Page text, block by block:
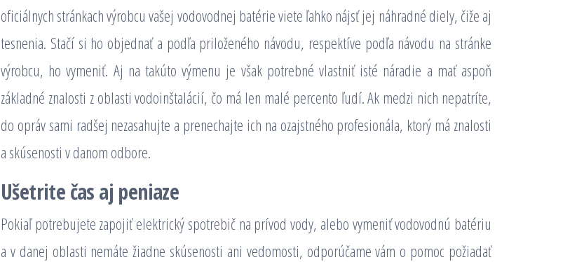
oficiálnych stránkach výrobcu vašej vodovodnej batérie viete ľahko nájsť jej náhradné diely, čiže aj
tesnenia. Stačí si ho objednať a podľa priloženého návodu, respektíve podľa návodu na stránke
výrobcu, ho vymeniť. Aj na takúto výmenu je však potrebné vlastniť isté náradie a mať aspoň
základné znalosti z oblasti vodoinštalácií, čo má len malé percento ľudí. Ak medzi nich nepatríte,
do opráv sami radšej nezasahujte a prenechajte ich na ozajstného profesionála, ktorý má znalosti
a skúsenosti v danom odbore.
Ušetrite čas aj peniaze
Pokiaľ potrebujete zapojiť elektrický spotrebič na prívod vody, alebo vymeniť vodovodnú batériu
a v danej oblasti nemáte žiadne skúsenosti ani vedomosti, odporúčame vám o pomoc požiadať